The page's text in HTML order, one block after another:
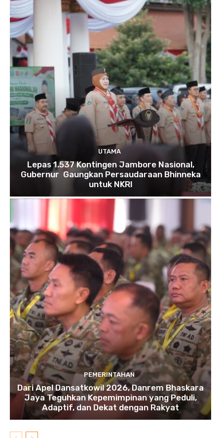
UTAMA
Lepas 1.537 Kontingen Jambore Nasional,
Gubernur Gaungkan Persaudaraan Bhinneka
untuk NKRI
PEMERINTAHAN
Dari Apel Dansatkowil 2026, Danrem Bhaskara
Jaya Teguhkan Kepemimpinan yang Peduli,
Adaptif, dan Dekat dengan Rakyat